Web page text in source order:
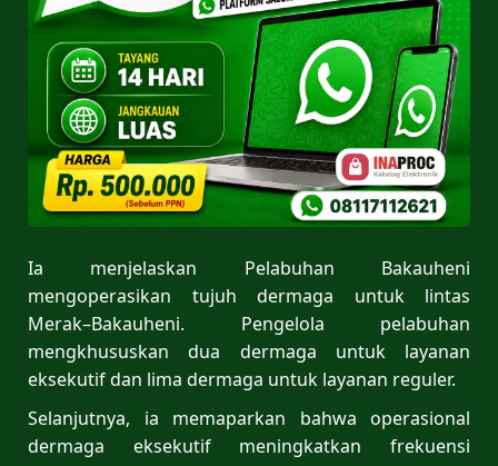
Ia menjelaskan Pelabuhan Bakauheni
mengoperasikan tujuh dermaga untuk lintas
Merak–Bakauheni. Pengelola pelabuhan
mengkhususkan dua dermaga untuk layanan
eksekutif dan lima dermaga untuk layanan reguler.
Selanjutnya, ia memaparkan bahwa operasional
dermaga eksekutif meningkatkan frekuensi